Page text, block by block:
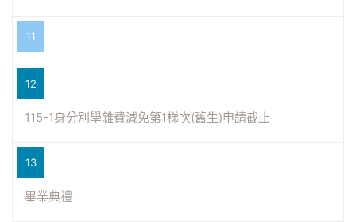
11
12
115-1身分別學雜費減免第1梯次(舊生)申請截止
13
畢業典禮